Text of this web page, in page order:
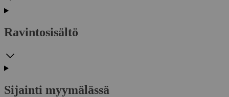
Ravintosisältö
Sijainti myymälässä